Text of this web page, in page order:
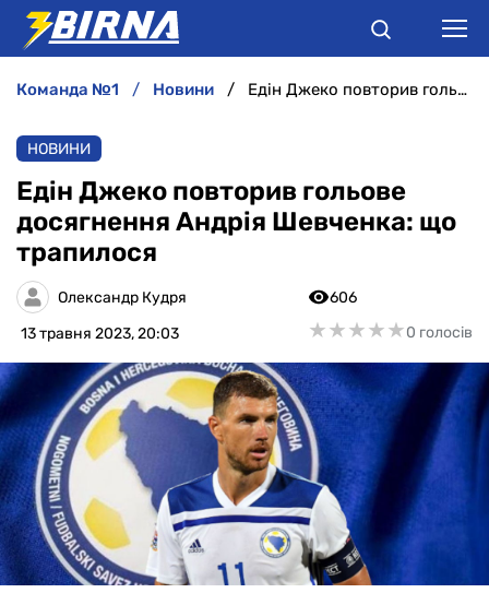
АНАЛІТИКА
ІНТЕРВ'Ю
РІЗНЕ
БУКМЕКЕРИ
команда №1 новини Едін Джеко повторив гольове досягнення Андрія Шевченка: що трапилося
НОВИНИ
Едін Джеко повторив гольове
досягнення Андрія Шевченка: що
трапилося
Олександр Кудря
13 травня 2023, 20:03
606
★★★★★
★★★★★0 голосів